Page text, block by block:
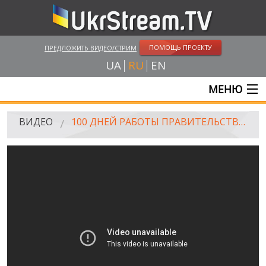
ПРЕДЛОЖИТЬ ВИДЕО/СТРИМ ПОМОЩЬ ПРОЕКТУ
UA RU EN
МЕНЮ
ГЛАВНАЯ
АМАТОРСКОЕ ВИДЕО
ВИДЕО 100 ДНЕЙ РАБОТЫ ПРАВИТЕЛЬСТВА: АЛЕКСАНДР КВИТАШВИЛИ - МИНИСТР ЗДРАВООХРАНЕНИЯ УКРАИНЫ